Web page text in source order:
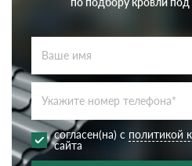
согласен(на) с политикой
сайта